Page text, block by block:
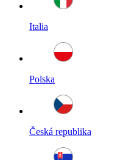
Italia
Polska
Česká republika